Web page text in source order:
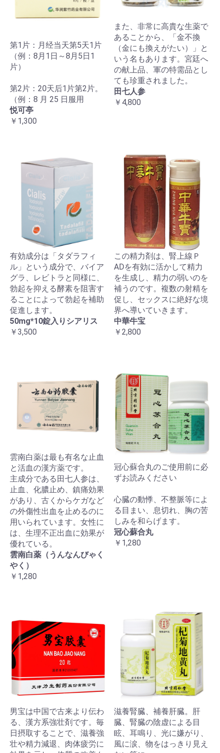
第1片：月经当天第5天1片
（例：8月1日～8月5日1
片）
第2片：20天后1片第2片。
（例：8 月 25 日服用
悦可亭
￥1,300
また、非常に高貴な生薬で
あることから、「金不換
（金にも換えがたい）」と
いう名もあります。宮廷へ
の献上品、軍の特需品とし
ても珍重されました。
田七人参
￥4,800
有効成分は「タダラフィ
ル」という成分で、バイア
グラ、レビトラと同様に、
勃起を抑える酵素を阻害す
ることによって勃起を補助
促進します。
50mg*10錠入りシアリス
￥3,500
この精力剤は、腎上線Ｐ
ADを有効に活かして精力
を生成し、精力の弱いのを
補うのです。複数の射精を
促し、セックスに絶好な境
界へ導いていきます。
中華牛宝
￥2,800
雲南白薬は最も有名な止血
と活血の漢方薬です。
主成分である田七人参は、
止血、化膿止め、鎮痛効果
があり、古くからケガなど
の外傷性出血を止めるのに
用いられています。女性に
は、生理不正出血に効果が
優れている。
雲南白薬（うんなんびゃく
やく）
￥1,280
冠心蘇合丸のご使用前に必
ずお読みください
心臓の動悸、不整脈等によ
る目まい、息切れ、胸の苦
しみを和らげます。
冠心蘇合丸
￥1,280
男宝は中国で古来より伝わ
る、漢方系強壮剤です。毎
日摂取することで、滋養強
壮や精力減退、肉体疲労に
滋養腎臓、補養肝臓。肝
臓、腎臓の陰虚による目
眩、耳鳴り、光に嫌がり、
風に涙、物をはっきり見え